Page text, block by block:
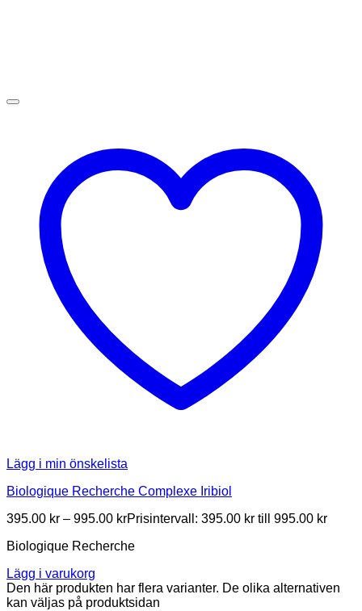
Lägg i min önskelista
Biologique Recherche Complexe Iribiol
395.00 kr – 995.00 krPrisintervall: 395.00 kr till 995.00 kr
Biologique Recherche
Lägg i varukorg
Den här produkten har flera varianter. De olika alternativen
kan väljas på produktsidan